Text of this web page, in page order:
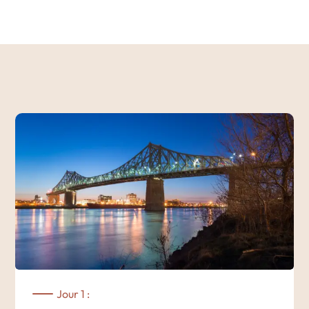
Jour 1 :